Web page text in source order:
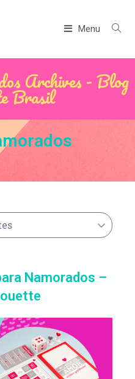
Menu
Archives - Blog
Brasil
Namorados –